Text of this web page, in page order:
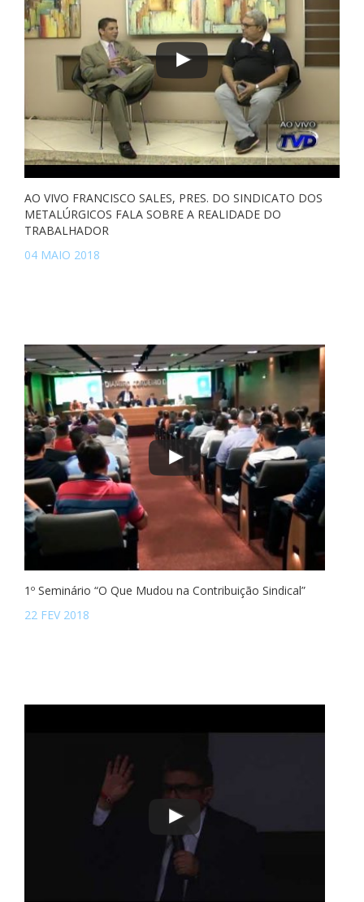
AO VIVO FRANCISCO SALES, PRES. DO SINDICATO DOS
METALÚRGICOS FALA SOBRE A REALIDADE DO
TRABALHADOR
04 MAIO 2018
1º Seminário “O Que Mudou na Contribuição Sindical”
22 FEV 2018